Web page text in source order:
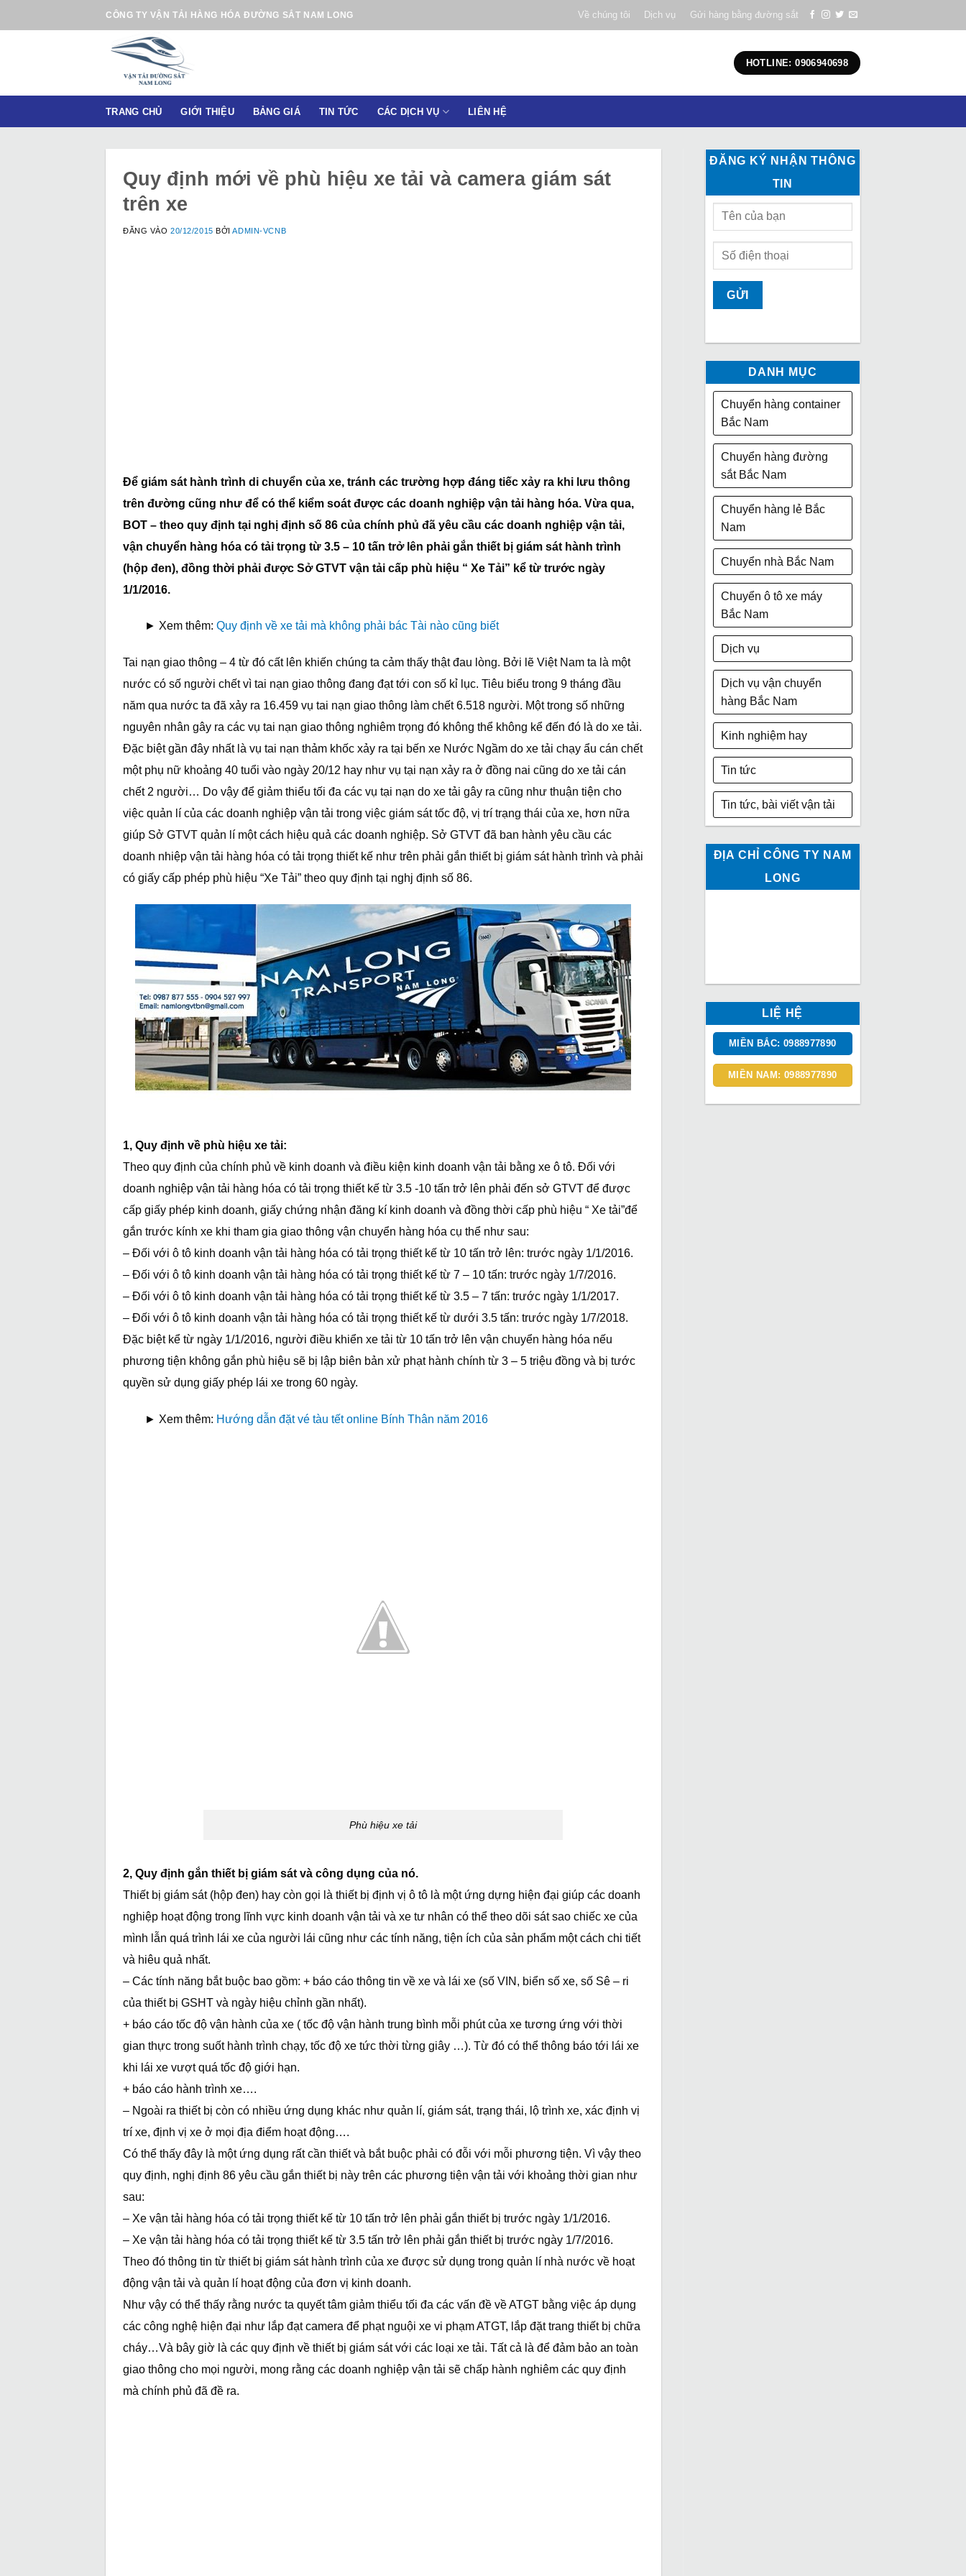
n
CÔNG TY VẬN TẢI HÀNG HÓA ĐƯỜNG SẮT NAM LONG Về chúng tôi Dịch vụ Gửi hàng bằng đường sắt
HOTLINE: 0906940698
TRANG CHỦ GIỚI THIỆU BẢNG GIÁ TIN TỨC CÁC DỊCH VỤ LIÊN HỆ
Quy định mới về phù hiệu xe tải và camera giám sát
trên xe
ĐĂNG VÀO20/12/2015 BỞIADMIN-VCNB
Để giám sát hành trình di chuyển của xe, tránh các trường hợp đáng tiếc xảy ra khi lưu thông
trên đường cũng như để có thể kiểm soát được các doanh nghiệp vận tải hàng hóa. Vừa qua,
BOT – theo quy định tại nghị định số 86 của chính phủ đã yêu cầu các doanh nghiệp vận tải,
vận chuyển hàng hóa có tải trọng từ 3.5 – 10 tấn trở lên phải gắn thiết bị giám sát hành trình
(hộp đen), đồng thời phải được Sở GTVT vận tải cấp phù hiệu “ Xe Tải” kể từ trước ngày
1/1/2016.
► Xem thêm: Quy định về xe tải mà không phải bác Tài nào cũng biết
Tai nạn giao thông – 4 từ đó cất lên khiến chúng ta cảm thấy thật đau lòng. Bởi lẽ Việt Nam ta là một
nước có số người chết vì tai nạn giao thông đang đạt tới con số kỉ lục. Tiêu biểu trong 9 tháng đầu
năm qua nước ta đã xảy ra 16.459 vụ tai nạn giao thông làm chết 6.518 người. Một trong số những
nguyên nhân gây ra các vụ tai nạn giao thông nghiêm trọng đó không thể không kể đến đó là do xe tải.
Đặc biệt gần đây nhất là vụ tai nạn thảm khốc xảy ra tại bến xe Nước Ngầm do xe tải chạy ẩu cán chết
một phụ nữ khoảng 40 tuổi vào ngày 20/12 hay như vụ tại nạn xảy ra ở đồng nai cũng do xe tải cán
chết 2 người… Do vậy để giảm thiểu tối đa các vụ tại nạn do xe tải gây ra cũng như thuận tiện cho
việc quản lí của các doanh nghiệp vận tải trong việc giám sát tốc độ, vị trí trạng thái của xe, hơn nữa
giúp Sở GTVT quản lí một cách hiệu quả các doanh nghiệp. Sở GTVT đã ban hành yêu cầu các
doanh nhiệp vận tải hàng hóa có tải trọng thiết kế như trên phải gắn thiết bị giám sát hành trình và phải
có giấy cấp phép phù hiệu “Xe Tải” theo quy định tại nghj định số 86.
1, Quy định về phù hiệu xe tải:
Theo quy định của chính phủ về kinh doanh và điều kiện kinh doanh vận tải bằng xe ô tô. Đối với
doanh nghiệp vận tải hàng hóa có tải trọng thiết kế từ 3.5 -10 tấn trở lên phải đến sở GTVT để được
cấp giấy phép kinh doanh, giấy chứng nhận đăng kí kinh doanh và đồng thời cấp phù hiệu “ Xe tải”để
gắn trước kính xe khi tham gia giao thông vận chuyển hàng hóa cụ thể như sau:
– Đối với ô tô kinh doanh vận tải hàng hóa có tải trọng thiết kế từ 10 tấn trở lên: trước ngày 1/1/2016.
– Đối với ô tô kinh doanh vận tải hàng hóa có tải trọng thiết kế từ 7 – 10 tấn: trước ngày 1/7/2016.
– Đối với ô tô kinh doanh vận tải hàng hóa có tải trọng thiết kế từ 3.5 – 7 tấn: trước ngày 1/1/2017.
– Đối với ô tô kinh doanh vận tải hàng hóa có tải trọng thiết kế từ dưới 3.5 tấn: trước ngày 1/7/2018.
Đặc biệt kể từ ngày 1/1/2016, người điều khiển xe tải từ 10 tấn trở lên vận chuyển hàng hóa nếu
phương tiện không gắn phù hiệu sẽ bị lập biên bản xử phạt hành chính từ 3 – 5 triệu đồng và bị tước
quyền sử dụng giấy phép lái xe trong 60 ngày.
► Xem thêm: Hướng dẫn đặt vé tàu tết online Bính Thân năm 2016
Phù hiệu xe tải
2, Quy định gắn thiết bị giám sát và công dụng của nó.
Thiết bị giám sát (hộp đen) hay còn gọi là thiết bị định vị ô tô là một ứng dựng hiện đại giúp các doanh
nghiệp hoạt động trong lĩnh vực kinh doanh vận tải và xe tư nhân có thể theo dõi sát sao chiếc xe của
mình lẫn quá trình lái xe của người lái cũng như các tính năng, tiện ích của sản phẩm một cách chi tiết
và hiêu quả nhất.
– Các tính năng bắt buộc bao gồm: + báo cáo thông tin về xe và lái xe (số VIN, biển số xe, số Sê – ri
của thiết bị GSHT và ngày hiệu chỉnh gần nhất).
+ báo cáo tốc độ vận hành của xe ( tốc độ vận hành trung bình mỗi phút của xe tương ứng với thời
gian thực trong suốt hành trình chạy, tốc độ xe tức thời từng giây …). Từ đó có thể thông báo tới lái xe
khi lái xe vượt quá tốc độ giới hạn.
+ báo cáo hành trình xe….
– Ngoài ra thiết bị còn có nhiều ứng dụng khác như quản lí, giám sát, trạng thái, lộ trình xe, xác định vị
trí xe, định vị xe ở mọi địa điểm hoạt động….
Có thể thấy đây là một ứng dụng rất cần thiết và bắt buộc phải có đỗi với mỗi phương tiện. Vì vậy theo
quy định, nghị định 86 yêu cầu gắn thiết bị này trên các phương tiện vận tải với khoảng thời gian như
sau:
– Xe vận tải hàng hóa có tải trọng thiết kế từ 10 tấn trở lên phải gắn thiết bị trước ngày 1/1/2016.
– Xe vận tải hàng hóa có tải trọng thiết kế từ 3.5 tấn trở lên phải gắn thiết bị trước ngày 1/7/2016.
Theo đó thông tin từ thiết bị giám sát hành trình của xe được sử dụng trong quản lí nhà nước về hoạt
động vận tải và quản lí hoạt động của đơn vị kinh doanh.
Như vậy có thể thấy rằng nước ta quyết tâm giảm thiểu tối đa các vấn đề về ATGT bằng việc áp dụng
các công nghệ hiện đại như lắp đạt camera để phạt nguội xe vi phạm ATGT, lắp đặt trang thiết bị chữa
cháy…Và bây giờ là các quy định về thiết bị giám sát với các loại xe tải. Tất cả là để đảm bảo an toàn
giao thông cho mọi người, mong rằng các doanh nghiệp vận tải sẽ chấp hành nghiêm các quy định
mà chính phủ đã đề ra.
ĐĂNG KÝ NHẬN THÔNG
TIN
DANH MỤC
Chuyển hàng container
Bắc Nam
Chuyển hàng đường
sắt Bắc Nam
Chuyển hàng lẻ Bắc
Nam
Chuyển nhà Bắc Nam
Chuyển ô tô xe máy
Bắc Nam
Dịch vụ
Dịch vụ vận chuyển
hàng Bắc Nam
Kinh nghiệm hay
Tin tức
Tin tức, bài viết vận tải
ĐỊA CHỈ CÔNG TY NAM
LONG
LIỆ HỆ
MIỀN BẮC: 0988977890
MIỀN NAM: 0988977890